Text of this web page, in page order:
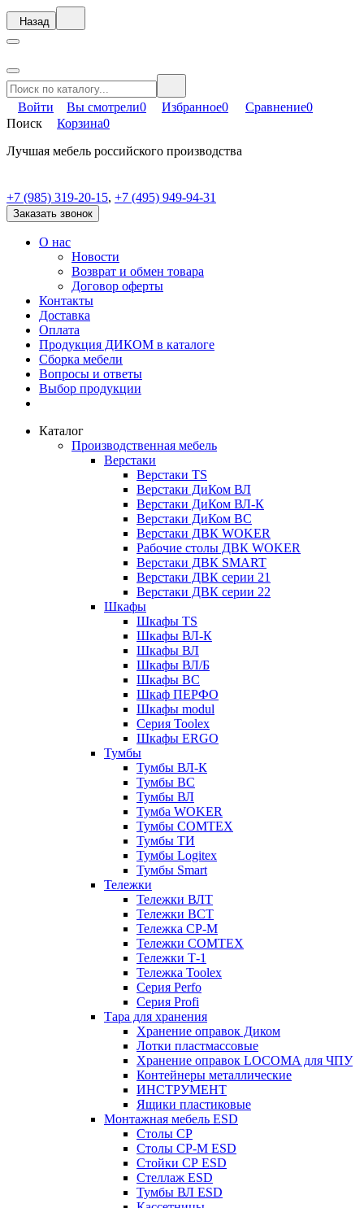
Назад
Войти Вы смотрели0 Избранное0 Сравнение0
Поиск
Корзина0
Лучшая мебель российского производства
+7 (985) 319-20-15, +7 (495) 949-94-31
Заказать звонок
О нас
Новости
Возврат и обмен товара
Договор оферты
Контакты
Доставка
Оплата
Продукция ДИКОМ в каталоге
Сборка мебели
Вопросы и ответы
Выбор продукции
Каталог
Производственная мебель
Верстаки
Верстаки TS
Верстаки ДиКом ВЛ
Верстаки ДиКом ВЛ-К
Верстаки ДиКом ВС
Верстаки ДВК WOKER
Рабочие столы ДВК WOKER
Верстаки ДВК SMART
Верстаки ДВК серии 21
Верстаки ДВК серии 22
Шкафы
Шкафы TS
Шкафы ВЛ-К
Шкафы ВЛ
Шкафы ВЛ/Б
Шкафы ВС
Шкаф ПЕРФО
Шкафы modul
Серия Toolex
Шкафы ERGO
Тумбы
Тумбы ВЛ-К
Тумбы ВС
Тумбы ВЛ
Тумба WOKER
Тумбы COMTEX
Тумбы ТИ
Тумбы Logitex
Тумбы Smart
Тележки
Тележки ВЛТ
Тележки ВСТ
Тележка СР-М
Тележки COMTEX
Тележки Т-1
Тележка Toolex
Серия Perfo
Серия Profi
Тара для хранения
Хранение оправок Диком
Лотки пластмассовые
Хранение оправок LOCOMA для ЧПУ
Контейнеры металлические
ИНСТРУМЕНТ
Ящики пластиковые
Монтажная мебель ESD
Столы СР
Столы СР-М ESD
Стойки СР ESD
Стеллаж ESD
Тумбы ВЛ ESD